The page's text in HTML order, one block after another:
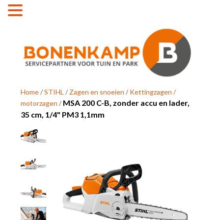
Home/STIHL / Zagen en snoeien / Kettingzagen /
motorzagen / MSA 200 C-B, zonder accu en lader,
35 cm, 1/4" PM3 1,1mm